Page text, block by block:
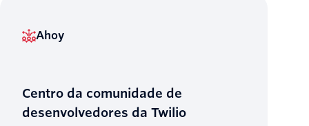
Ahoy
Centro da comunidade de
desenvolvedores da Twilio